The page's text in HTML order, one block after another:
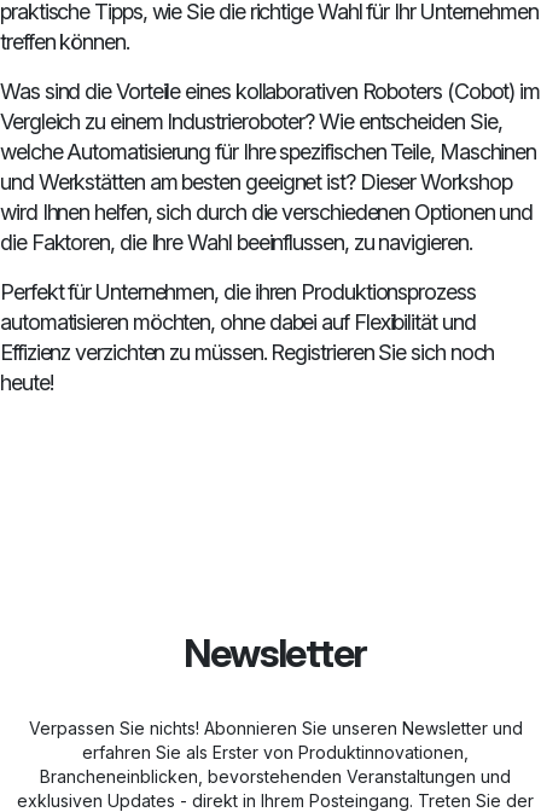
praktische Tipps, wie Sie die richtige Wahl für Ihr Unternehmen
treffen können.
Was sind die Vorteile eines kollaborativen Roboters (Cobot) im
Vergleich zu einem Industrieroboter? Wie entscheiden Sie,
welche Automatisierung für Ihre spezifischen Teile, Maschinen
und Werkstätten am besten geeignet ist? Dieser Workshop
wird Ihnen helfen, sich durch die verschiedenen Optionen und
die Faktoren, die Ihre Wahl beeinflussen, zu navigieren.
Perfekt für Unternehmen, die ihren Produktionsprozess
automatisieren möchten, ohne dabei auf Flexibilität und
Effizienz verzichten zu müssen. Registrieren Sie sich noch
heute!
Newsletter
Verpassen Sie nichts! Abonnieren Sie unseren Newsletter und
erfahren Sie als Erster von Produktinnovationen,
Brancheneinblicken, bevorstehenden Veranstaltungen und
exklusiven Updates - direkt in Ihrem Posteingang. Treten Sie der